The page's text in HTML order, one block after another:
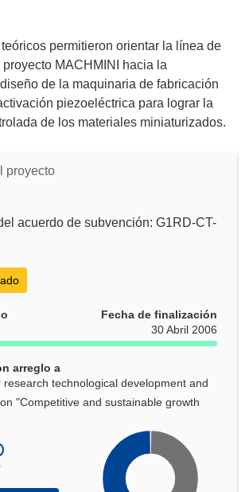
permitieron orientar la línea de
MACHMINI hacia la
de la maquinaria de fabricación
piezoeléctrica para lograr la
de los materiales miniaturizados.
proyecto
acuerdo de subvención: G1RD-CT-
Fecha de finalización
30 Abril 2006
arreglo a
research technological development and
"Competitive and sustainable growth